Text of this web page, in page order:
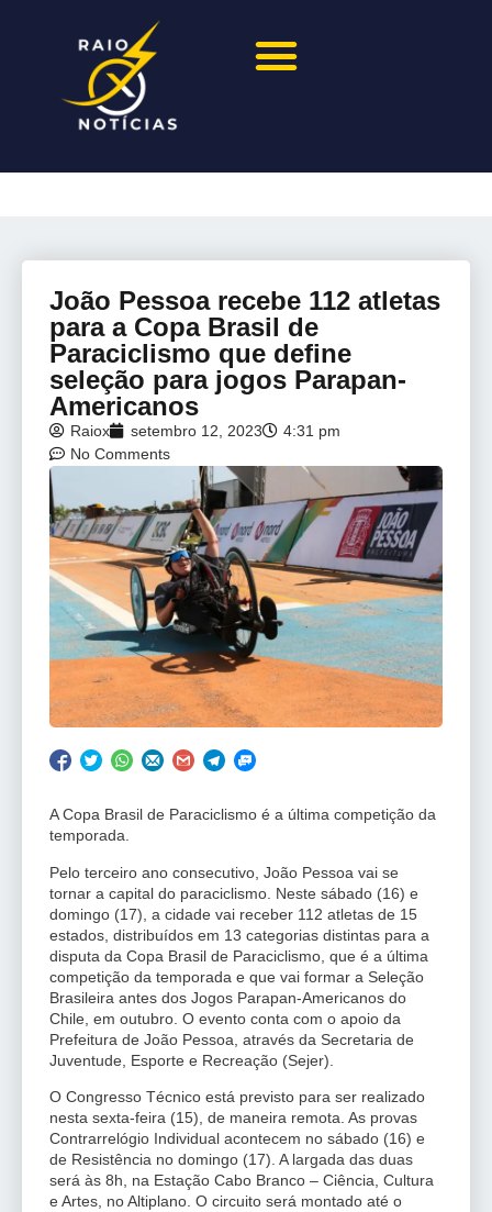
João Pessoa recebe 112 atletas
para a Copa Brasil de
Paraciclismo que define
seleção para jogos Parapan-
Americanos
Raiox setembro 12, 2023
4:31 pm
No Comments
A Copa Brasil de Paraciclismo é a última competição da
temporada.
Pelo terceiro ano consecutivo, João Pessoa vai se
tornar a capital do paraciclismo. Neste sábado (16) e
domingo (17), a cidade vai receber 112 atletas de 15
estados, distribuídos em 13 categorias distintas para a
disputa da Copa Brasil de Paraciclismo, que é a última
competição da temporada e que vai formar a Seleção
Brasileira antes dos Jogos Parapan-Americanos do
Chile, em outubro. O evento conta com o apoio da
Prefeitura de João Pessoa, através da Secretaria de
Juventude, Esporte e Recreação (Sejer).
O Congresso Técnico está previsto para ser realizado
nesta sexta-feira (15), de maneira remota. As provas
Contrarrelógio Individual acontecem no sábado (16) e
de Resistência no domingo (17). A largada das duas
será às 8h, na Estação Cabo Branco – Ciência, Cultura
e Artes, no Altiplano. O circuito será montado até o